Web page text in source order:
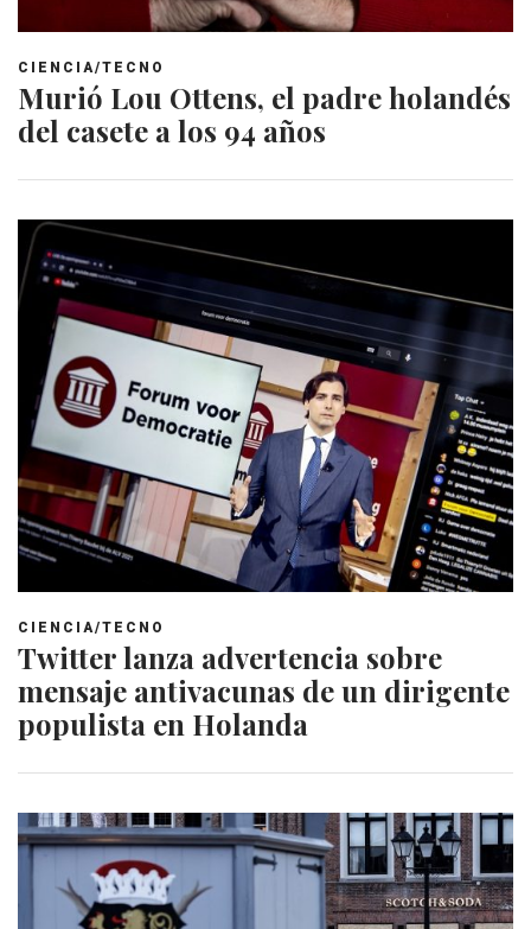
CIENCIA/TECNO
Murió Lou Ottens, el padre holandés
del casete a los 94 años
CIENCIA/TECNO
Twitter lanza advertencia sobre
mensaje antivacunas de un dirigente
populista en Holanda